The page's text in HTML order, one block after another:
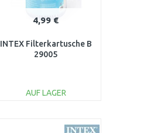
4,99 €
INTEX Filterkartusche B
29005
AUF LAGER